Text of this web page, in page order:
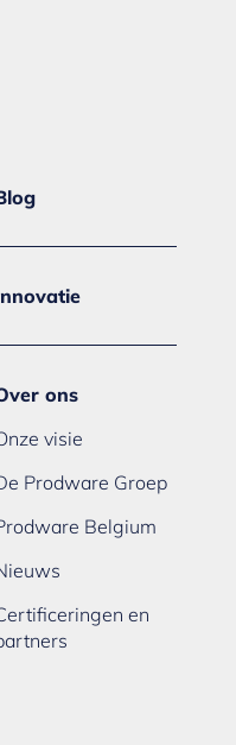
ons
visie
Prodware Groep
Belgium
en